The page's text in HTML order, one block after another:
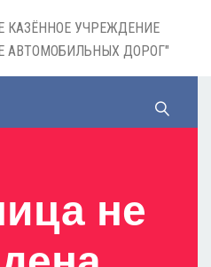
КАЗЁННОЕ УЧРЕЖДЕНИЕ
АВТОМОБИЛЬНЫХ ДОРОГ"
не